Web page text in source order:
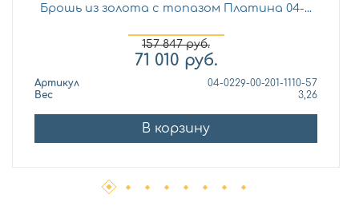
Брошь из золота с топазом Платина 04-...
157 847руб.
71 010 руб.
Артикул
04-0229-00-201-1110-57
Вес
3,26
В корзину